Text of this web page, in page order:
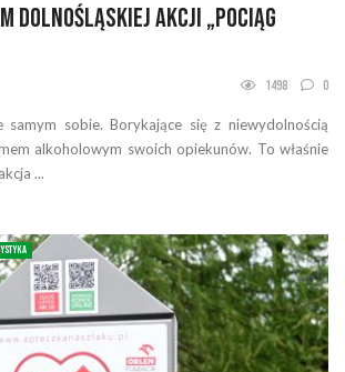
dolnośląskiej akcji „Pociąg
1498 0
samym sobie. Borykające się z niewydolnością
alkoholowym swoich opiekunów. To właśnie
...